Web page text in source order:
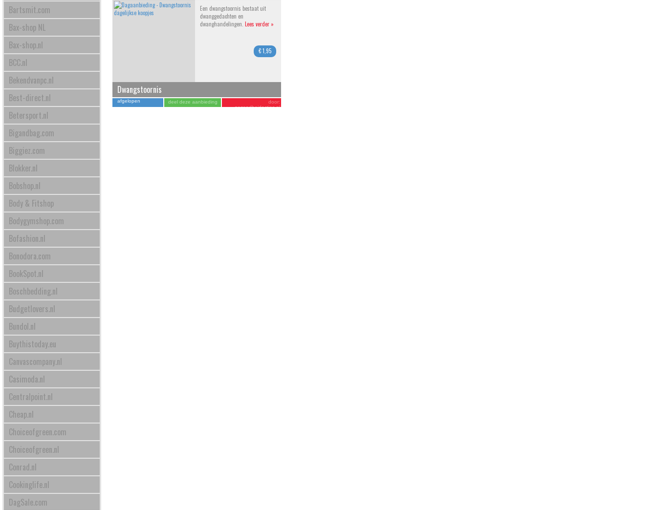
Bartsmit.com
Bax-shop NL
Bax-shop.nl
BCC.nl
Bekendvanpc.nl
Best-direct.nl
Betersport.nl
Bigandbag.com
Biggiez.com
Blokker.nl
Bobshop.nl
Body & Fitshop
Bodygymshop.com
Bofashion.nl
Bonodora.com
BookSpot.nl
Boschbedding.nl
Budgetlovers.nl
Bundol.nl
Buythistoday.eu
Canvascompany.nl
Casimoda.nl
Centralpoint.nl
Cheap.nl
Choiceofgreen.com
Choiceofgreen.nl
Conrad.nl
Cookinglife.nl
DagSale.com
Een dwangstoornis bestaat uit
dwanggedachten en
dwanghandelingen. Lees verder »
€ 1,95
Dwangstoornis
afgelopen deel deze aanbieding
door:
gezondheidacties.nl